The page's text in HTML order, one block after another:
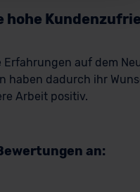
zu den bestehenden
hohe
auf dem
haben dadurch ihr
Arbeit positiv.
an: